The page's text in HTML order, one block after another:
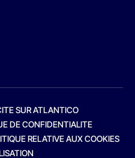
SUR ATLANTICO
DE CONFIDENTIALITE
RELATIVE AUX COOKIES